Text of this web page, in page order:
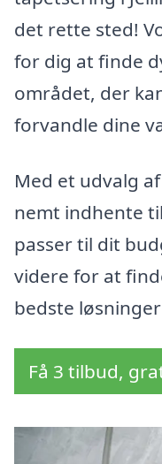
det rette sted!
for dig at finde
området, der
forvandle dine
Med et udvalg
nemt indhente
passer til dit
videre for at
bedste
Få 3 tilbud,